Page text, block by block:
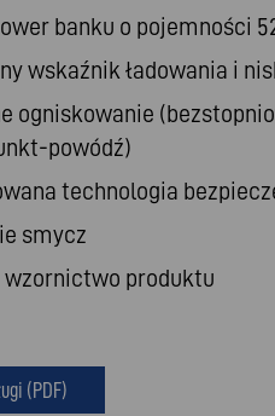
banku o pojemności
wskaźnik ładowania i
ogniskowanie
powódź)
technologia
smycz
produktu
(PDF)